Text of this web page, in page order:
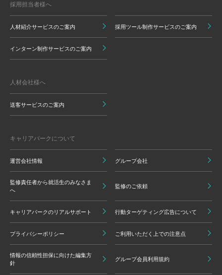
採用担当者様へ
人材紹介サービスのご案内 採用ツール制作サービスのご案内
インターン制作サービスのご案内
人材会社様へ
送客サービスのご案内
キャリアパークについて
運営会社情報 グループ会社
監修責任者から就活生のみなさま
へ
監修のご依頼
キャリアパークのリアルサポート 行動ターゲティング広告について
プライバシーポリシー ご利用いただく上での注意点
情報の信頼性担保に向けた編集方
針
グループ会員利用規約